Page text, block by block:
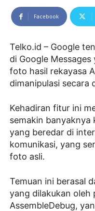
Facebook
Telko.id – Google
di Google
foto hasil rekayasa
dimanipulasi secara
Kehadiran fitur ini
semakin banyaknya
yang beredar di
komunikasi, yang
foto asli.
Temuan ini berasal
yang dilakukan oleh
AssembleDebug,